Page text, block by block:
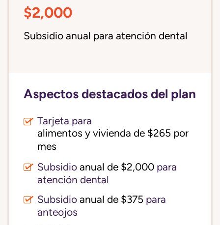
$2,000
Subsidio anual para atención dental
Aspectos destacados del plan
Tarjeta para
alimentos y vivienda de $265 por
mes
Subsidio anual de $2,000 para
atención dental
Subsidio anual de $375 para
anteojos